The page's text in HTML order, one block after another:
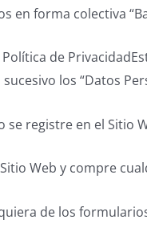
en forma colectiva
de
los “Datos
se registre en el Sitio
Web y compre
de los